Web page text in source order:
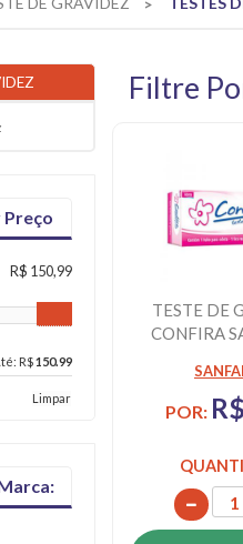
R$ 150,99
R$150.99
Limpar
Filtre
TESTE DE
CONFIRA
POR: